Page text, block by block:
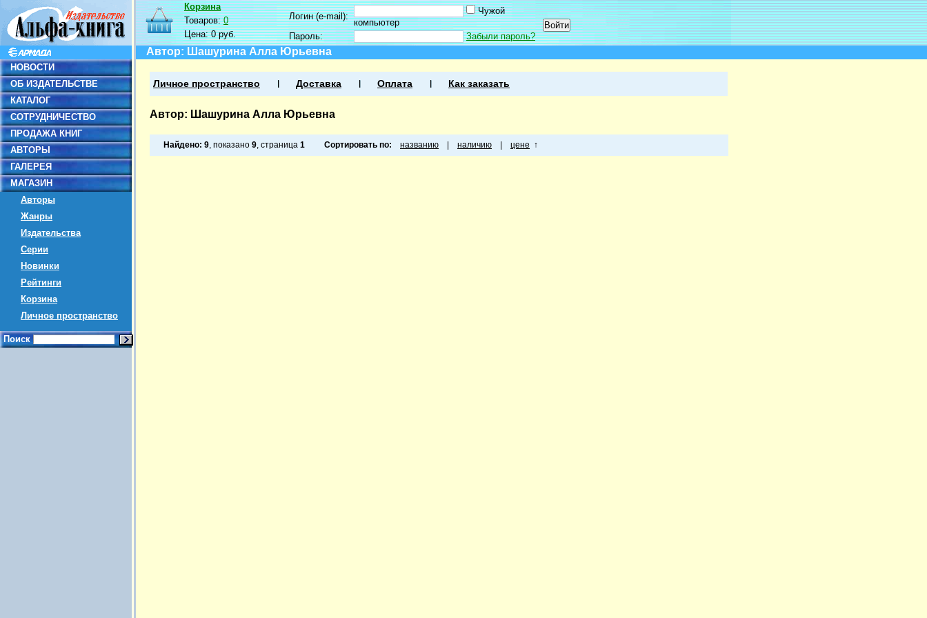
НОВОСТИ
ОБ ИЗДАТЕЛЬСТВЕ
КАТАЛОГ
СОТРУДНИЧЕСТВО
ПРОДАЖА КНИГ
АВТОРЫ
ГАЛЕРЕЯ
МАГАЗИН
Авторы
Жанры
Издательства
Серии
Новинки
Рейтинги
Корзина
Личное пространство
Поиск
Корзина
Товаров:0
Цена:0 руб.
Логин (e-mail):
Чужой
компьютер
Пароль:
Забыли пароль?
Автор: Шашурина Алла Юрьевна
Личное пространство Доставка Оплата Как заказать
Автор: Шашурина Алла Юрьевна
Найдено: 9, показано 9, страница 1 Сортировать по: названию наличию цене ↑